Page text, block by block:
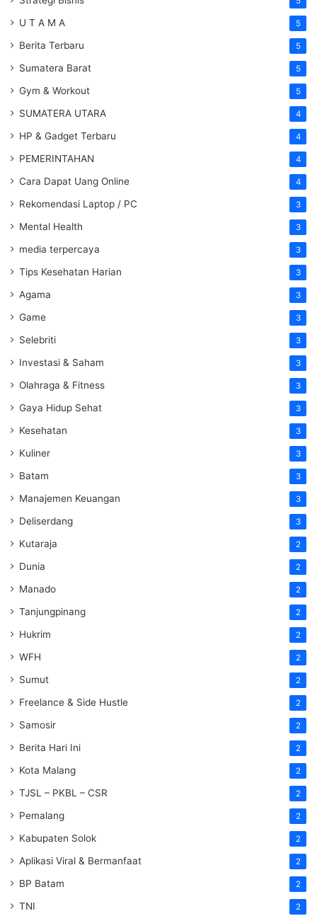
U T A M A 5
Berita Terbaru 5
Sumatera Barat 5
Gym & Workout 5
SUMATERA UTARA 4
HP & Gadget Terbaru 4
PEMERINTAHAN 4
Cara Dapat Uang Online 4
Rekomendasi Laptop / PC 3
Mental Health 3
media terpercaya 3
Tips Kesehatan Harian 3
Agama 3
Game 3
Selebriti 3
Investasi & Saham 3
Olahraga & Fitness 3
Gaya Hidup Sehat 3
Kesehatan 3
Kuliner 3
Batam 3
Manajemen Keuangan 3
Deliserdang 3
Kutaraja 2
Dunia 2
Manado 2
Tanjungpinang 2
Hukrim 2
WFH 2
Sumut 2
Freelance & Side Hustle 2
Samosir 2
Berita Hari Ini 2
Kota Malang 2
TJSL – PKBL – CSR 2
Pemalang 2
Kabupaten Solok 2
Aplikasi Viral & Bermanfaat 2
BP Batam 2
TNI 2